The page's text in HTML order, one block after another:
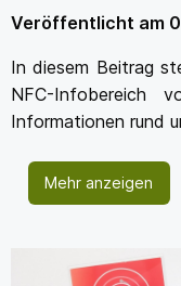
Veröffentlicht am
In diesem Beitrag
NFC-Infobereich
Informationen rund
Mehr anzeigen